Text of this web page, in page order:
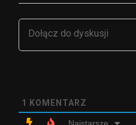
1 KOMENTARZ
Najstarsze